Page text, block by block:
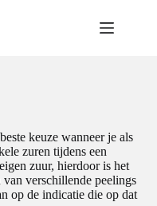
keuze wanneer je als
zuren tijdens een
zuur, hierdoor is het
verschillende peelings
op de indicatie die op dat